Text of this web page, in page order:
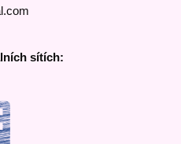
sítích: